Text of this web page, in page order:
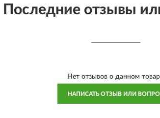
Последние отзывы
Нет отзывов о данном
НАПИСАТЬ ОТЗЫВ ИЛИ